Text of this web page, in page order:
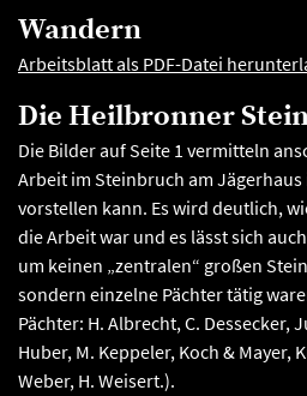
Wandern
Arbeitsblatt als PDF-Datei
Die Heilbronner
Die Bilder auf Seite 1 vermitteln
Arbeit im Steinbruch am
vorstellen kann. Es wird deutlich,
die Arbeit war und es lässt sich
um keinen „zentralen“ großen
sondern einzelne Pächter tätig
Pächter: H. Albrecht, C. Dessecker,
Huber, M. Keppeler, Koch & Mayer,
Weber, H. Weisert.).